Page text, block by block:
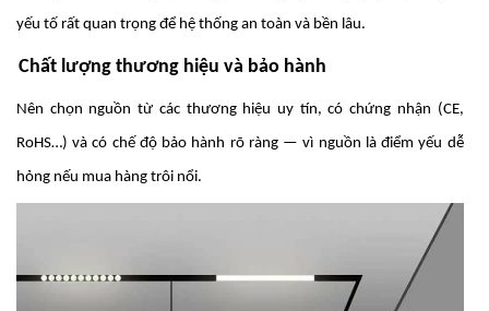
yếu tố rất quan trọng để hệ thống an toàn và bền lâu.
Chất lượng thương hiệu và bảo hành
Nên chọn nguồn từ các thương hiệu uy tín, có chứng nhận (CE,
RoHS…) và có chế độ bảo hành rõ ràng — vì nguồn là điểm yếu dễ
hỏng nếu mua hàng trôi nổi.